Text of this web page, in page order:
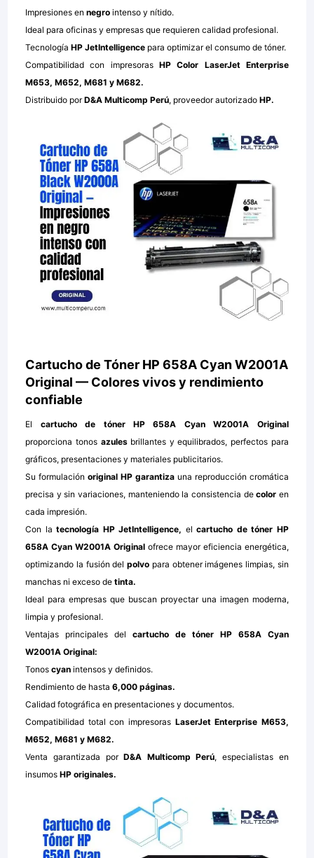
Impresiones ennegro intenso y nítido.
Ideal para oficinas y empresas que requieren calidad profesional.
Tecnología HP JetIntelligence para optimizar el consumo de tóner.
Compatibilidad con impresoras HP Color LaserJet Enterprise
M653, M652, M681 y M682.
Distribuido porD&A Multicomp Perú, proveedor autorizadoHP.
Cartucho de Tóner HP 658A Cyan W2001A
Original — Colores vivos y rendimiento
confiable
El cartucho de tóner HP 658A Cyan W2001A Original
proporciona tonos azules brillantes y equilibrados, perfectos para
gráficos, presentaciones y materiales publicitarios.
Su formulaciónoriginal HP garantiza una reproducción cromática
precisa y sin variaciones, manteniendo la consistencia decolor en
cada impresión.
Con latecnología HP JetIntelligence, elcartucho de tóner HP
658A Cyan W2001A Original ofrece mayor eficiencia energética,
optimizando la fusión delpolvo para obtener imágenes limpias, sin
manchas ni exceso de tinta.
Ideal para empresas que buscan proyectar una imagen moderna,
limpia y profesional.
Ventajas principales delcartucho de tóner HP 658A Cyan
W2001A Original:
Tonos cyan intensos y definidos.
Rendimiento de hasta6,000 páginas.
Calidad fotográfica en presentaciones y documentos.
Compatibilidad total con impresoras LaserJet Enterprise M653,
M652, M681 y M682.
Venta garantizada porD&A Multicomp Perú, especialistas en
insumosHP originales.